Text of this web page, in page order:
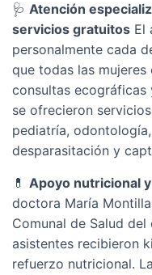
🩺 Atención
servicios gratuitos El
personalmente cada
que todas las
consultas ecográficas
se ofrecieron
pediatría,
desparasitación y
💊 Apoyo nutricional
doctora María
Comunal de Salud
asistentes recibieron
refuerzo nutricional.